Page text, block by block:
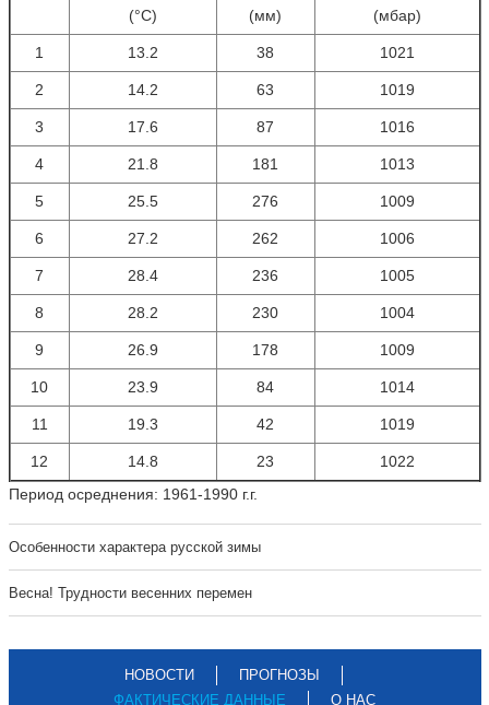
(°С)
(мм)
(мбар)
1 13.2 38 1021
2 14.2 63 1019
3 17.6 87 1016
4 21.8 181 1013
5 25.5 276 1009
6 27.2 262 1006
7 28.4 236 1005
8 28.2 230 1004
9 26.9 178 1009
10 23.9 84 1014
11 19.3 42 1019
12 14.8 23
1022
Период осреднения: 1961-1990 г.г.
Особенности характера русской зимы
Весна! Трудности весенних перемен
НОВОСТИ
ПРОГНОЗЫ
ФАКТИЧЕСКИЕ ДАННЫЕ
О НАС